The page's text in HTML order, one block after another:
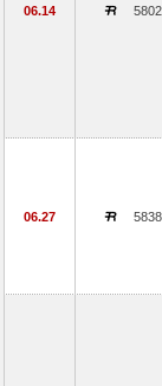
06.14 5802
06.27 5838